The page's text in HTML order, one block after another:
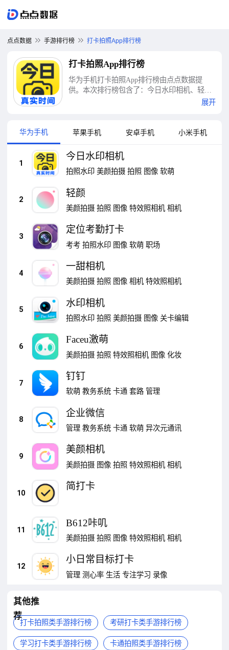
点点数据 手游排行榜 打卡拍照App排行榜
打卡拍照App排行榜
华为手机打卡拍照App排行榜由点点数据提
供。本次排行榜包含了：今日水印相机、轻
颜、定位考勤打卡、一甜相机、水印相机、展开
华为手机 苹果手机 安卓手机 小米手机
1
今日水印相机
拍照水印 美颜拍摄 拍照 图像 软萌
2
轻颜
美颜拍摄 拍照 图像 特效照相机 相机
3
定位考勤打卡
考考 拍照水印 图像 软萌 职场
4
一甜相机
美颜拍摄 拍照 图像 相机 特效照相机
5
水印相机
拍照水印 拍照 美颜拍摄 图像 关卡编辑
6
Faceu激萌
美颜拍摄 拍照 特效照相机 图像 化妆
7
钉钉
软萌 教务系统 卡通 套路 管理
8
企业微信
管理 教务系统 卡通 软萌 异次元通讯
9
美颜相机
美颜拍摄 图像 拍照 特效照相机 相机
10
简打卡
11
B612咔叽
美颜拍摄 拍照 图像 特效照相机 相机
12
小日常目标打卡
管理 测心率 生活 专注学习 录像
其他推
荐
打卡拍照类手游排行榜 考研打卡类手游排行榜
学习打卡类手游排行榜 卡通拍照类手游排行榜